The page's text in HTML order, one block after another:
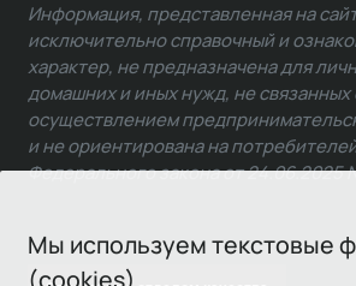
Мы используем текстовые
(cookies)
Информация, представленная на
исключительно справочный и
характер, не предназначена для
домашних и иных нужд, не связанных
осуществлением
и не ориентирована на
Федерального закона от